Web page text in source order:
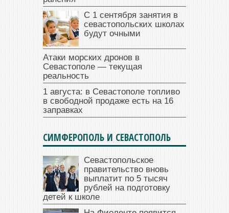
С 1 сентября занятия в
севастопольских школах
будут очными
Атаки морских дронов в
Севастополе — текущая
реальность
1 августа: в Севастополе топливо
в свободной продаже есть на 16
заправках
СИМФЕРОПОЛЬ И СЕВАСТОПОЛЬ
Севастопольское
правительство вновь
выплатит по 5 тысяч
рублей на подготовку
детей к школе